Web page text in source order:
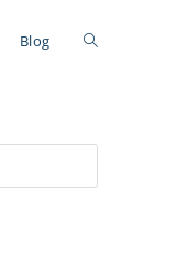
Blog Website-